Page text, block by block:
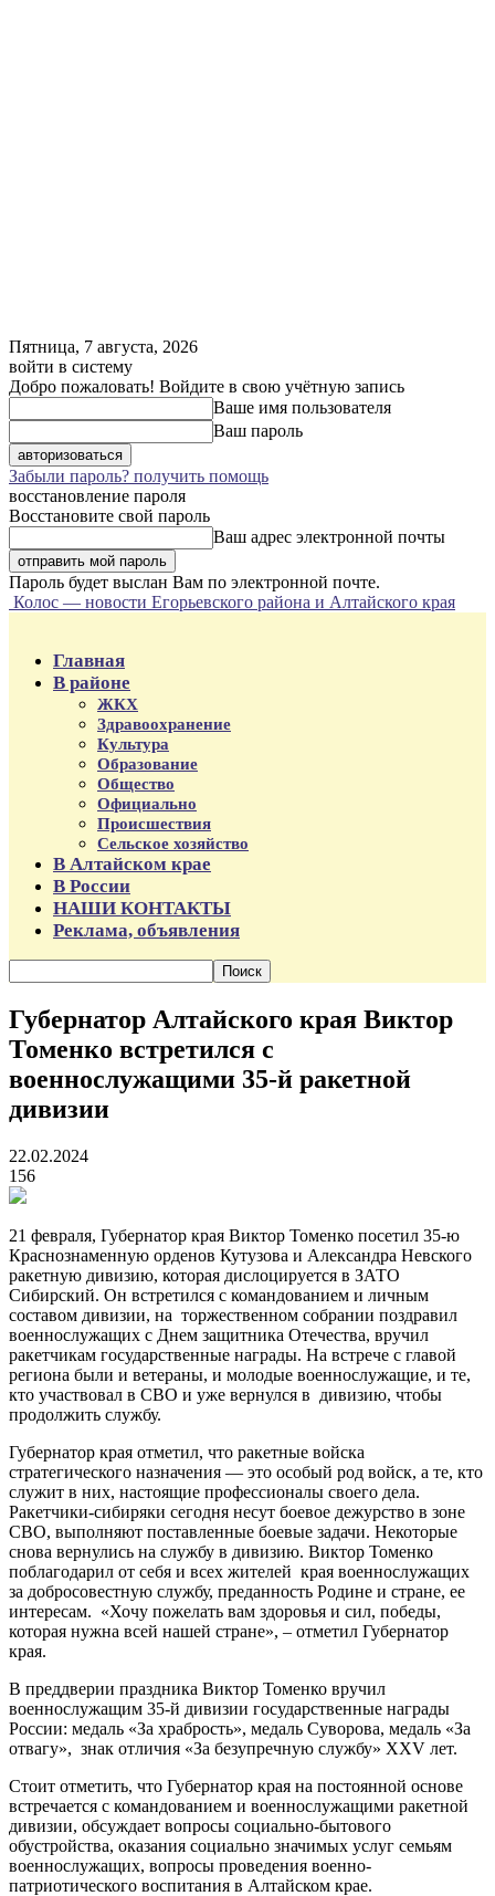
Пятница, 7 августа, 2026
войти в систему
Добро пожаловать! Войдите в свою учётную запись
Ваше имя пользователя
Ваш пароль
Забыли пароль? получить помощь
восстановление пароля
Восстановите свой пароль
Ваш адрес электронной почты
Пароль будет выслан Вам по электронной почте.
Колос — новости Егорьевского района и Алтайского края
Главная
В районе
ЖКХ
Здравоохранение
Культура
Образование
Общество
Официально
Происшествия
Сельское хозяйство
В Алтайском крае
В России
НАШИ КОНТАКТЫ
Реклама, объявления
Губернатор Алтайского края Виктор
Томенко встретился с
военнослужащими 35-й ракетной
дивизии
22.02.2024
156
21 февраля, Губернатор края Виктор Томенко посетил 35-ю
Краснознаменную орденов Кутузова и Александра Невского
ракетную дивизию, которая дислоцируется в ЗАТО
Сибирский. Он встретился с командованием и личным
составом дивизии, на торжественном собрании поздравил
военнослужащих с Днем защитника Отечества, вручил
ракетчикам государственные награды. На встрече с главой
региона были и ветераны, и молодые военнослужащие, и те,
кто участвовал в СВО и уже вернулся в дивизию, чтобы
продолжить службу.
Губернатор края отметил, что ракетные войска
стратегического назначения — это особый род войск, а те, кто
служит в них, настоящие профессионалы своего дела.
Ракетчики-сибиряки сегодня несут боевое дежурство в зоне
СВО, выполняют поставленные боевые задачи. Некоторые
снова вернулись на службу в дивизию. Виктор Томенко
поблагодарил от себя и всех жителей края военнослужащих
за добросовестную службу, преданность Родине и стране, ее
интересам. «Хочу пожелать вам здоровья и сил, победы,
которая нужна всей нашей стране», – отметил Губернатор
края.
В преддверии праздника Виктор Томенко вручил
военнослужащим 35-й дивизии государственные награды
России: медаль «За храбрость», медаль Суворова, медаль «За
отвагу», знак отличия «За безупречную службу» XXV лет.
Стоит отметить, что Губернатор края на постоянной основе
встречается с командованием и военнослужащими ракетной
дивизии, обсуждает вопросы социально-бытового
обустройства, оказания социально значимых услуг семьям
военнослужащих, вопросы проведения военно-
патриотического воспитания в Алтайском крае.